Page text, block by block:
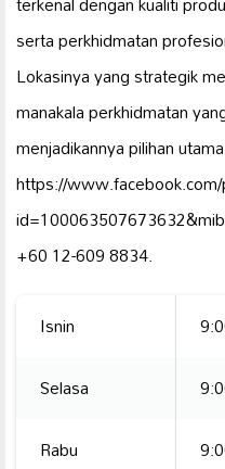
serta perkhidmatan
Lokasinya yang strategik
manakala perkhidmatan
menjadikannya pilihan
https://
+60 12-609 8834.
Isnin
Selasa
Rabu